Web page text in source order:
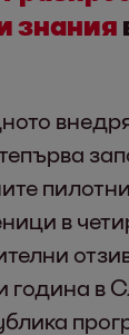
знания
в
година в